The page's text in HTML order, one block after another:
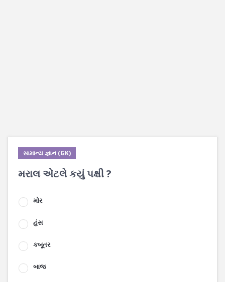
સામાન્ય જ્ઞાન (GK)
મરાલ એટલે કયું પક્ષી ?
મોર
હંસ
કબૂતર
બાજ